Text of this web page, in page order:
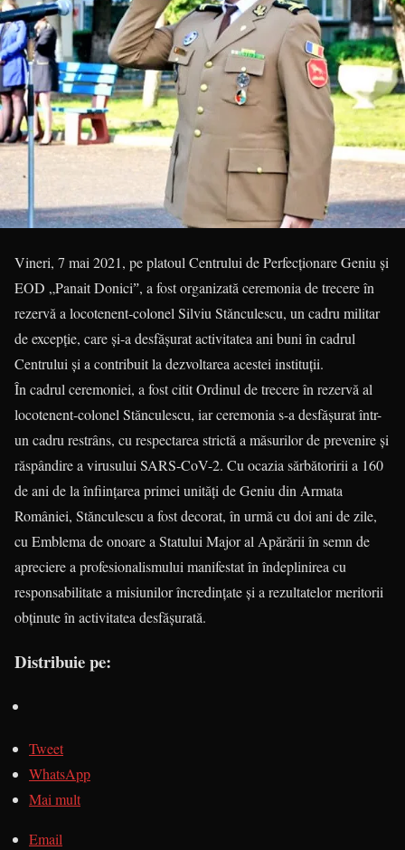
Vineri, 7 mai 2021, pe platoul Centrului de Perfecționare Geniu și
EOD „Panait Doniciˮ, a fost organizată ceremonia de trecere în
rezervă a locotenent-colonel Silviu Stănculescu, un cadru militar
de excepție, care și-a desfășurat activitatea ani buni în cadrul
Centrului și a contribuit la dezvoltarea acestei instituții.
În cadrul ceremoniei, a fost citit Ordinul de trecere în rezervă al
locotenent-colonel Stănculescu, iar ceremonia s-a desfășurat într-
un cadru restrâns, cu respectarea strictă a măsurilor de prevenire și
răspândire a virusului SARS-CoV-2. Cu ocazia sărbătoririi a 160
de ani de la înfiinţarea primei unităţi de Geniu din Armata
României, Stănculescu a fost decorat, în urmă cu doi ani de zile,
cu Emblema de onoare a Statului Major al Apărării în semn de
apreciere a profesionalismului manifestat în îndeplinirea cu
responsabilitate a misiunilor încredinţate şi a rezultatelor meritorii
obţinute în activitatea desfăşurată.
Distribuie pe:
Tweet
WhatsApp
Mai mult
Email